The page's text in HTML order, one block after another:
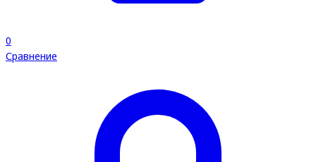
0
Сравнение